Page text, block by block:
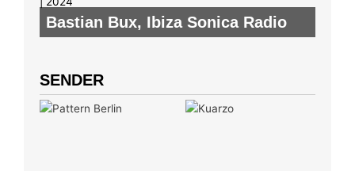
Bastian Bux, Ibiza Sonica Radio
SENDER